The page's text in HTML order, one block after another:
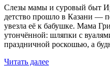
Слезы мамы и суровый быт
детство прошло в Казани —
увезла её к бабушке. Мама
утончённой: шляпки с
праздничной роскошью, а
Читать далее